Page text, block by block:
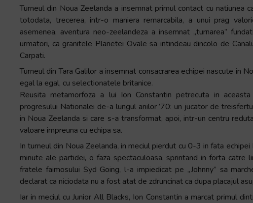
Turneul din Noua Zeelanda a insemnat primul contact cu natiunea
totodata, trecerea, intr-o maniera remarcabila, a unui prag
asemenea, aventura neo-zeelandeza a insemnat „turnarea”
urmatori, ca granitele Planetei Ovale sa intindeau dincolo de
Carpati.
Turneul din Tara Galilor a insemnat consacrarea echipei nascute in
egal la egal, cu selectionatele britanice.
Reusita metamorfoza a lui Ion Constantin petrecuta in
progresului Nationalei de-a lungul anilor ’70: un jucator de
in Noua Zeelanda si care s-a transformat, apoi, intr-un centru
valoare impreuna cu echipa sa.
In turneul din Noua Zeelanda, in meciul pierdut cu 0-3 in fata
minute ale partidei, o faza spectaculoasa, sprintand in forta catre
fratele faimosului Syd Going, l-a impiedicat pe „Johnny” sa
declarat ca niciodata nu a fost atat de zdruncinat ca dupa placajul
Iar in meciul cu Junior All Blacks, Ion Constantin a marcat primul